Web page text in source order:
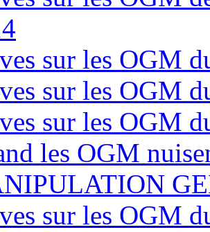
sur les OGM
sur les OGM
sur les OGM
les OGM
sur les OGM